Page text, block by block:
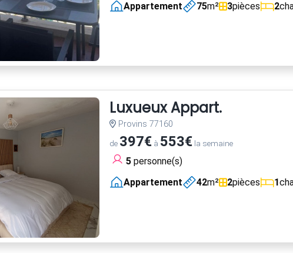
Appartement
75m² 3pièces 2
Luxueux Appart.
Provins 77160
de 397€à 553€la semaine
5personne(s)
Appartement
42m² 2pièces 1